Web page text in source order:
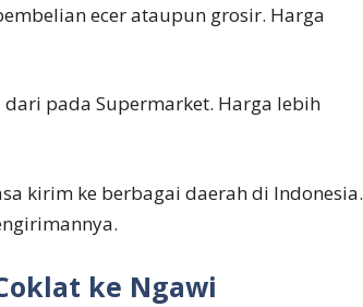
ecer ataupun grosir. Harga
pada Supermarket. Harga lebih
kirim ke berbagai daerah di Indonesia.
ke Ngawi